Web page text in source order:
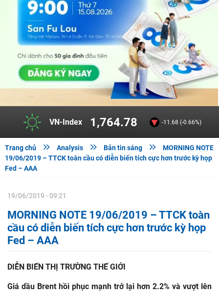
VN-Index 1,764.78 -11.68 (-0.66%)
Trang chủ  Analysis  Bản tin sáng 
MORNING NOTE
19/06/2019 – TTCK toàn cầu có diễn biến tích cực hơn trước kỳ họp
Fed – AAA
19/06/2019 - 09:21
MORNING NOTE 19/06/2019 – TTCK toàn
cầu có diễn biến tích cực hơn trước kỳ họp
Fed – AAA
DIỄN BIẾN THỊ TRƯỜNG THẾ GIỚI
Giá dầu Brent hồi phục mạnh trở lại hơn 2.2% và vượt lên